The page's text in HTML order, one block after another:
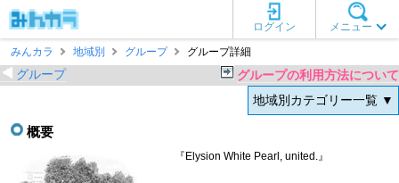
メニュー
ログイン
みんカラ
地域別 グループ グループ詳細
グループ
グループの利用方法について
地域別カテゴリー一覧 ▼
概要
『Elysion White Pearl, united.』